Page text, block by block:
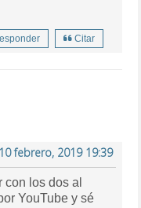
Citar
10 febrero, 2019 19:39
los dos al
YouTube y sé